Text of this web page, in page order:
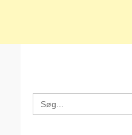
Search
for: